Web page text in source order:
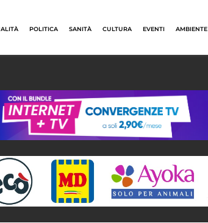
POLITICA SANITÀ CULTURA EVENTI AMBIENTE